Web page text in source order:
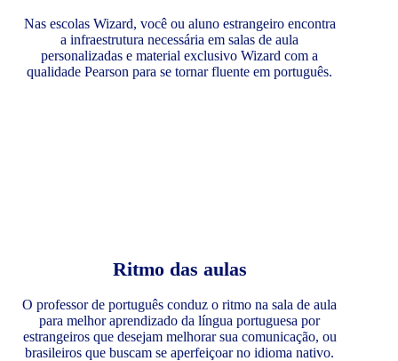
Nas escolas Wizard, você ou aluno estrangeiro encontra
a infraestrutura necessária em salas de aula
personalizadas e material exclusivo Wizard com a
qualidade Pearson para se tornar fluente em português.
Ritmo das aulas
O professor de português conduz o ritmo na sala de aula
para melhor aprendizado da língua portuguesa por
estrangeiros que desejam melhorar sua comunicação, ou
brasileiros que buscam se aperfeiçoar no idioma nativo.